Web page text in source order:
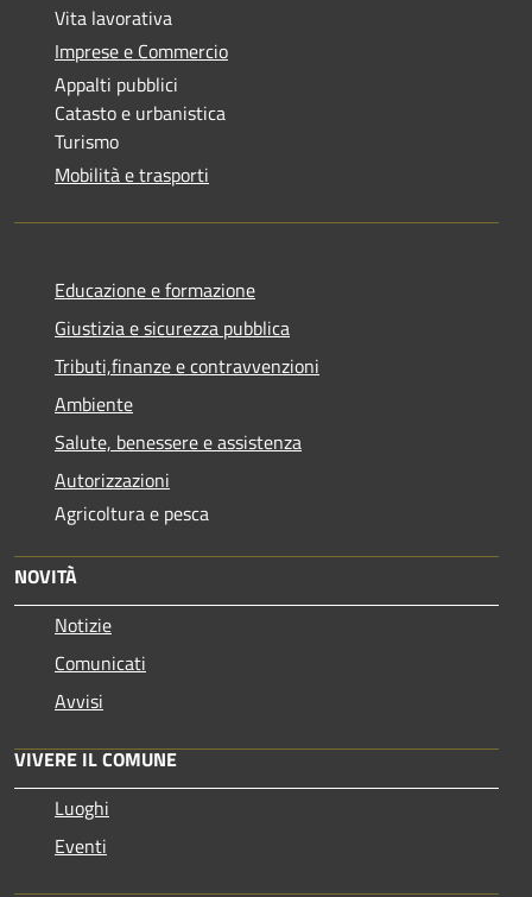
Vita lavorativa
Imprese e Commercio
Appalti pubblici
Catasto e urbanistica
Turismo
Mobilità e trasporti
Educazione e formazione
Giustizia e sicurezza pubblica
Tributi,finanze e contravvenzioni
Ambiente
Salute, benessere e assistenza
Autorizzazioni
Agricoltura e pesca
NOVITÀ
Notizie
Comunicati
Avvisi
VIVERE IL COMUNE
Luoghi
Eventi